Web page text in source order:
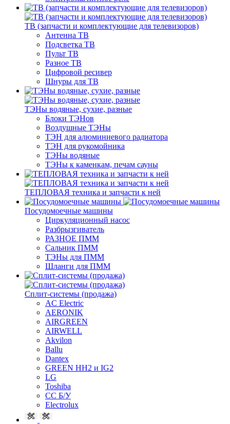
ТВ (запчасти и комплектующие для телевизоров)
Антенна ТВ
Подсветка ТВ
Пульт ТВ
Разное ТВ
Цифровой ресивер
Шнуры для ТВ
ТЭНы водяные, сухие, разные
Блоки ТЭНов
Воздушные ТЭНы
ТЭН для алюминиевого радиатора
ТЭН для рукомойника
ТЭНы водяные
ТЭНы к каменкам, печам сауны
ТЕПЛОВАЯ техника и запчасти к ней
Посудомоечные машины
Циркуляционный насос
Разбрызгиватель
РАЗНОЕ ПММ
Сальник ПММ
ТЭНы для ПММ
Шланги для ПММ
Сплит-системы (продажа)
AC Electric
AERONIK
AIRGREEN
AIRWELL
Akvilon
Ballu
Dantex
GREEN HH2 и IG2
LG
Toshiba
СС Б/У
Electrolux